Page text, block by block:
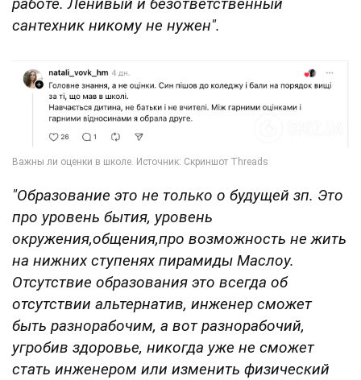
сантехник никому не нужен".
"Образование это не только о будущей зп. Это
про уровень бытия, уровень
окружения,общения,про возможность не жить
на нижних ступенях пирамиды Маслоу.
Отсутствие образования это всегда об
отсутствии альтернатив, инженер сможет
быть разнорабочим, а вот разнорабочий,
угробив здоровье, никогда уже не сможет
стать инженером или изменить физический